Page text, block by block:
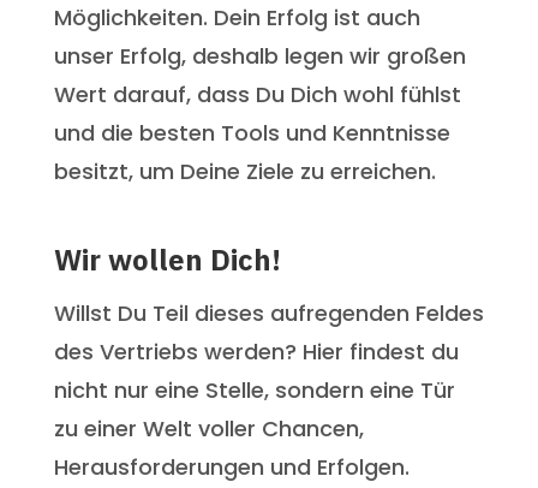
Möglichkeiten. Dein Erfolg ist auch
unser Erfolg, deshalb legen wir großen
Wert darauf, dass Du Dich wohl fühlst
und die besten Tools und Kenntnisse
besitzt, um Deine Ziele zu erreichen.
Wir wollen Dich!
Willst Du Teil dieses aufregenden Feldes
des Vertriebs werden? Hier findest du
nicht nur eine Stelle, sondern eine Tür
zu einer Welt voller Chancen,
Herausforderungen und Erfolgen.